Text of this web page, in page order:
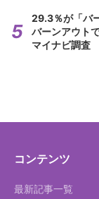
29.3％が「バ
バーンアウト
マイナビ調査
コンテンツ
最新記事一覧